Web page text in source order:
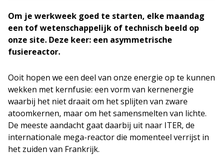
Om je werkweek goed te starten, elke maandag
een tof wetenschappelijk of technisch beeld op
onze site. Deze keer: een asymmetrische
fusiereactor.
Ooit hopen we een deel van onze energie op te kunnen
wekken met kernfusie: een vorm van kernenergie
waarbij het niet draait om het splijten van zware
atoomkernen, maar om het samensmelten van lichte.
De meeste aandacht gaat daarbij uit naar ITER, de
internationale mega-reactor die momenteel verrijst in
het zuiden van Frankrijk.